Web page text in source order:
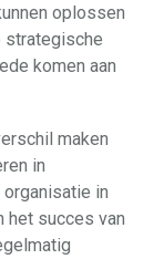
oplossen
strategische
komen aan
maken
in
in
het succes van